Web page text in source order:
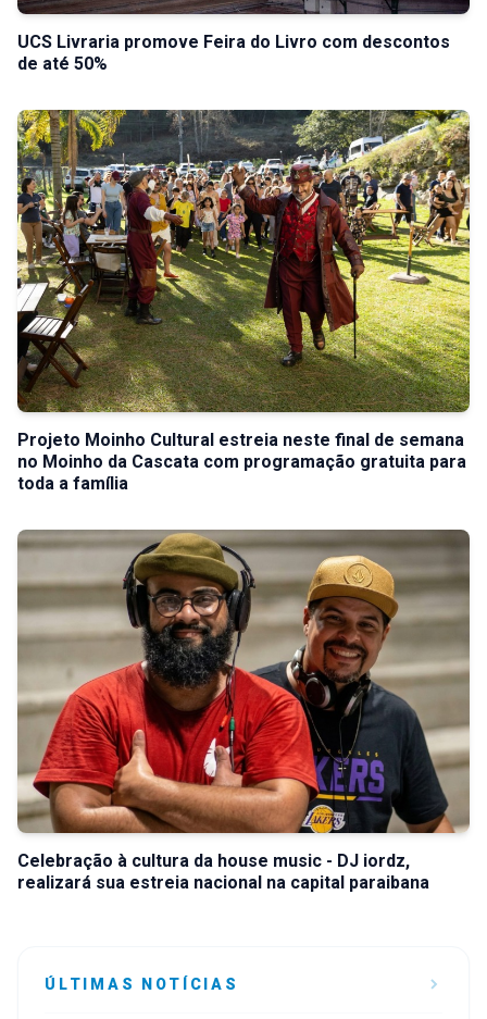
UCS Livraria promove Feira do Livro com descontos
de até 50%
Projeto Moinho Cultural estreia neste final de semana
no Moinho da Cascata com programação gratuita para
toda a família
Celebração à cultura da house music - DJ iordz,
realizará sua estreia nacional na capital paraibana
ÚLTIMAS NOTÍCIAS